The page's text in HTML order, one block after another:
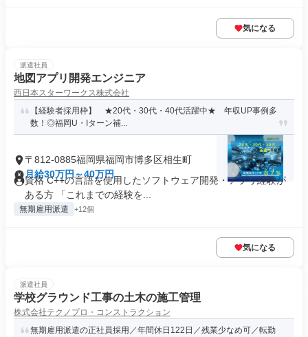
気になる
派遣社員
地図アプリ開発エンジニア
西日本スターワークス株式会社
【経験者採用枠】 ★20代・30代・40代活躍中★ 年収UP事例多
数！◎福岡U・Iターン補...
〒812-0885福岡県福岡市博多区相生町
月給30万円～40万円
資格 C++の言語を使用したソフトウェア開発・アプリ経験が
ある方 「これまでの経験を...
無期雇用派遣 +12個
気になる
派遣社員
学校グラウンド工事の土木の施工管理
株式会社テクノプロ・コンストラクション
無期雇用派遣の正社員採用／年間休日122日／残業少なめ可／転勤